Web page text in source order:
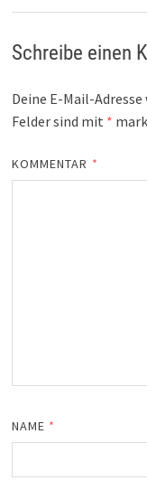
Schreibe einen
Deine E-Mail-
Felder sind mit *
KOMMENTAR *
NAME *